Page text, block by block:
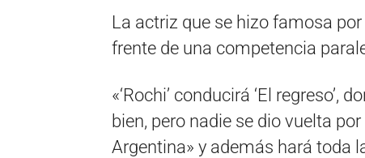
La actriz que se hizo famosa
frente de una competencia
«‘Rochi’ conducirá ‘El
bien, pero nadie se dio vuelta
Argentina» y además hará toda